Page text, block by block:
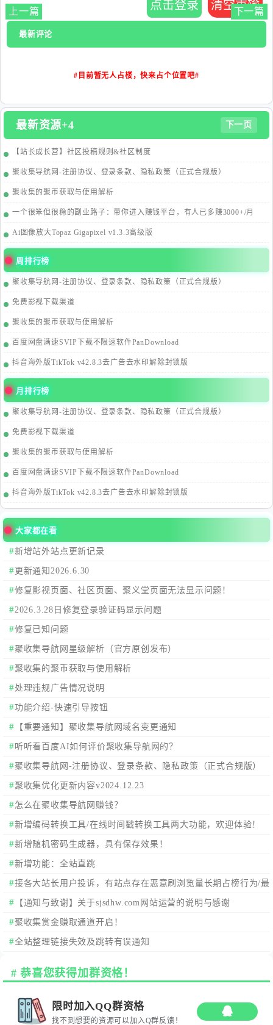
上一篇 下一篇
点击登录 清空重输
最新评论
#目前暂无人占楼，快来占个位置吧#
最新资源+4 下一页
【站长成长营】社区投稿规则&社区制度
聚收集导航网-注册协议、登录条款、隐私政策（正式合规版）
聚收集的聚币获取与使用解析
一个很笨但很稳的副业路子：带你进入赚钱平台，有人已多赚3000+/月
Ai图像放大Topaz Gigapixel v1.3.3高级版
周排行榜
聚收集导航网-注册协议、登录条款、隐私政策（正式合规版）
免费影视下载渠道
聚收集的聚币获取与使用解析
百度网盘满速SVIP下载不限速软件PanDownload
抖音海外版TikTok v42.8.3去广告去水印解除封锁版
月排行榜
聚收集导航网-注册协议、登录条款、隐私政策（正式合规版）
免费影视下载渠道
聚收集的聚币获取与使用解析
百度网盘满速SVIP下载不限速软件PanDownload
抖音海外版TikTok v42.8.3去广告去水印解除封锁版
大家都在看
新增站外站点更新记录
更新通知2026.6.30
修复影视页面、社区页面、聚义堂页面无法显示问题！
2026.3.28日修复登录验证码显示问题
修复已知问题
聚收集导航网星级解析（官方原创发布）
聚收集的聚币获取与使用解析
处理违规广告情况说明
功能介绍-快速引导按钮
【重要通知】聚收集导航网域名变更通知
听听看百度AI如何评价聚收集导航网的？
聚收集导航网-注册协议、登录条款、隐私政策（正式合规版）
聚收集优化更新内容v2024.12.23
怎么在聚收集导航网赚钱？
新增编码转换工具/在线时间戳转换工具两大功能，欢迎体验！
新增随机密码生成器，具有保存效果！
新增功能：全站直跳
接各大站长用户投诉，有站点存在恶意刷浏览量长期占榜行为/最
新来访占榜行为！
【通知与致谢】关于sjsdhw.com网站运营的说明与感谢
聚收集赏金赚取通道开启！
全站整理链接失效及跳转有误通知
恭喜您获得加群资格！
限时加入QQ群资格
找不到想要的资源可以加入Q群反馈！